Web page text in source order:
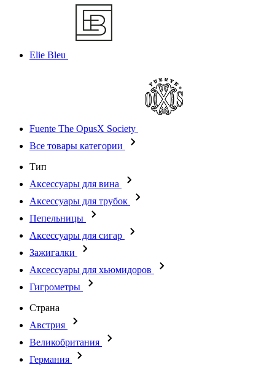
Elie Bleu
Fuente The OpusX Society
Все товары категории
Тип
Аксессуары для вина
Аксессуары для трубок
Пепельницы
Аксессуары для сигар
Зажигалки
Аксессуары для хьюмидоров
Гигрометры
Страна
Австрия
Великобритания
Германия